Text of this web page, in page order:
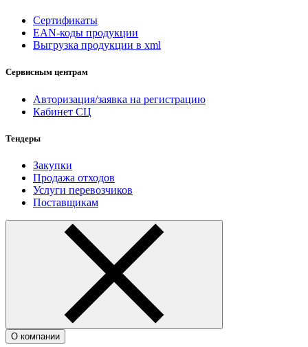
Сертификаты
EAN-коды продукции
Выгрузка продукции в xml
Сервисным центрам
Авторизация/заявка на регистрацию
Кабинет СЦ
Тендеры
Закупки
Продажа отходов
Услуги перевозчиков
Поставщикам
О компании